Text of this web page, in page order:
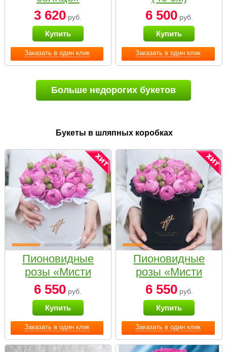
Заказать в один клик
3 620 руб.
Купить
Заказать в один клик
6 500руб.
Купить
Больше недорогих букетов
Букеты в шляпных коробках
Заказать в один клик
Пионовидные
розы «Мисти
бабблс» в белой
коробке Small
6 550 руб.
Купить
Заказать в один клик
Пионовидные
розы «Мисти
бабблс» в
черной коробке
Small
6 550руб.
Купить